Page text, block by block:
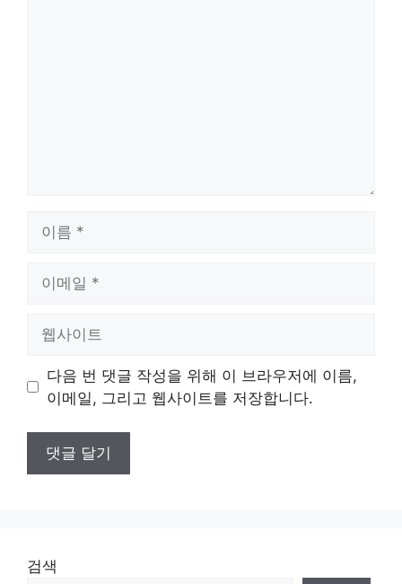
트
다음 번 댓글 작성을 위해 이 브라우저에 이름,
이메일, 그리고 웹사이트를 저장합니다.
검색